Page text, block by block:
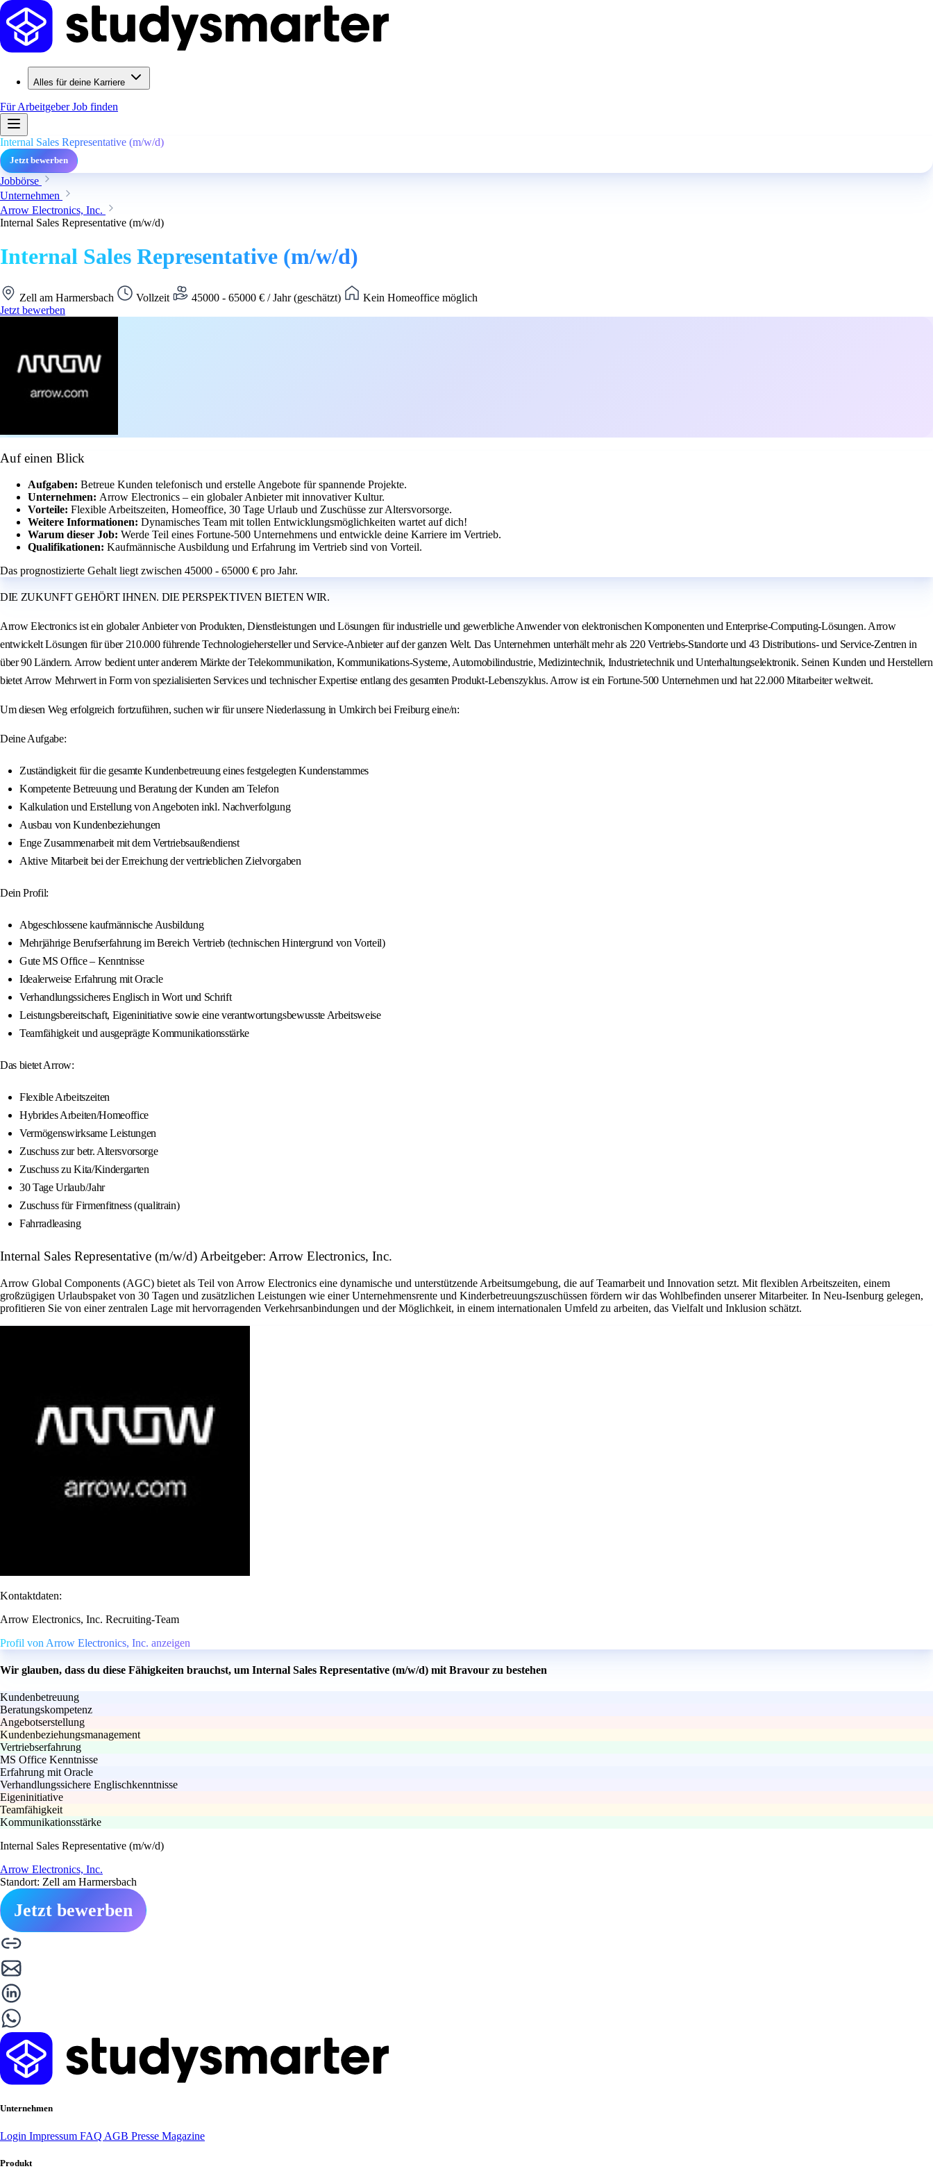
Alles für deine Karriere
Für ArbeitgeberJob finden
Internal Sales Representative (m/w/d)
Jetzt bewerben
Jobbörse
Unternehmen
Arrow Electronics, Inc.
Internal Sales Representative (m/w/d)
Internal Sales Representative (m/w/d)
Zell am Harmersbach Vollzeit 45000 - 65000 € / Jahr (geschätzt)
Kein Homeoffice möglich
Jetzt bewerben
Auf einen Blick
Aufgaben: Betreue Kunden telefonisch und erstelle Angebote für spannende Projekte.
Unternehmen: Arrow Electronics – ein globaler Anbieter mit innovativer Kultur.
Vorteile: Flexible Arbeitszeiten, Homeoffice, 30 Tage Urlaub und Zuschüsse zur Altersvorsorge.
Weitere Informationen: Dynamisches Team mit tollen Entwicklungsmöglichkeiten wartet auf dich!
Warum dieser Job: Werde Teil eines Fortune-500 Unternehmens und entwickle deine Karriere im Vertrieb.
Qualifikationen: Kaufmännische Ausbildung und Erfahrung im Vertrieb sind von Vorteil.
Das prognostizierte Gehalt liegt zwischen 45000 - 65000 € pro Jahr.
DIE ZUKUNFT GEHÖRT IHNEN. DIE PERSPEKTIVEN BIETEN WIR.
Arrow Electronics ist ein globaler Anbieter von Produkten, Dienstleistungen und Lösungen für industrielle und gewerbliche Anwender von elektronischen Komponenten und Enterprise-Computing-Lösungen. Arrow
entwickelt Lösungen für über 210.000 führende Technologiehersteller und Service-Anbieter auf der ganzen Welt. Das Unternehmen unterhält mehr als 220 Vertriebs-Standorte und 43 Distributions- und Service-Zentren in
über 90 Ländern. Arrow bedient unter anderem Märkte der Telekommunikation, Kommunikations-Systeme, Automobilindustrie, Medizintechnik, Industrietechnik und Unterhaltungselektronik. Seinen Kunden und Herstellern
bietet Arrow Mehrwert in Form von spezialisierten Services und technischer Expertise entlang des gesamten Produkt-Lebenszyklus. Arrow ist ein Fortune-500 Unternehmen und hat 22.000 Mitarbeiter weltweit.
Um diesen Weg erfolgreich fortzuführen, suchen wir für unsere Niederlassung in Umkirch bei Freiburg eine/n:
Deine Aufgabe:
Zuständigkeit für die gesamte Kundenbetreuung eines festgelegten Kundenstammes
Kompetente Betreuung und Beratung der Kunden am Telefon
Kalkulation und Erstellung von Angeboten inkl. Nachverfolgung
Ausbau von Kundenbeziehungen
Enge Zusammenarbeit mit dem Vertriebsaußendienst
Aktive Mitarbeit bei der Erreichung der vertrieblichen Zielvorgaben
Dein Profil:
Abgeschlossene kaufmännische Ausbildung
Mehrjährige Berufserfahrung im Bereich Vertrieb (technischen Hintergrund von Vorteil)
Gute MS Office – Kenntnisse
Idealerweise Erfahrung mit Oracle
Verhandlungssicheres Englisch in Wort und Schrift
Leistungsbereitschaft, Eigeninitiative sowie eine verantwortungsbewusste Arbeitsweise
Teamfähigkeit und ausgeprägte Kommunikationsstärke
Das bietet Arrow:
Flexible Arbeitszeiten
Hybrides Arbeiten/Homeoffice
Vermögenswirksame Leistungen
Zuschuss zur betr. Altersvorsorge
Zuschuss zu Kita/Kindergarten
30 Tage Urlaub/Jahr
Zuschuss für Firmenfitness (qualitrain)
Fahrradleasing
Internal Sales Representative (m/w/d) Arbeitgeber: Arrow Electronics, Inc.
Arrow Global Components (AGC) bietet als Teil von Arrow Electronics eine dynamische und unterstützende Arbeitsumgebung, die auf Teamarbeit und Innovation setzt. Mit flexiblen Arbeitszeiten, einem
großzügigen Urlaubspaket von 30 Tagen und zusätzlichen Leistungen wie einer Unternehmensrente und Kinderbetreuungszuschüssen fördern wir das Wohlbefinden unserer Mitarbeiter. In Neu-Isenburg gelegen,
profitieren Sie von einer zentralen Lage mit hervorragenden Verkehrsanbindungen und der Möglichkeit, in einem internationalen Umfeld zu arbeiten, das Vielfalt und Inklusion schätzt.
Kontaktdaten:
Arrow Electronics, Inc. Recruiting-Team
Profil von Arrow Electronics, Inc. anzeigen
Wir glauben, dass du diese Fähigkeiten brauchst, um Internal Sales Representative (m/w/d) mit Bravour zu bestehen
Kundenbetreuung
Beratungskompetenz
Angebotserstellung
Kundenbeziehungsmanagement
Vertriebserfahrung
MS Office Kenntnisse
Erfahrung mit Oracle
Verhandlungssichere Englischkenntnisse
Eigeninitiative
Teamfähigkeit
Kommunikationsstärke
Internal Sales Representative (m/w/d)
Arrow Electronics, Inc.
Standort: Zell am Harmersbach
Jetzt bewerben
Unternehmen
Login Impressum FAQ AGB Presse Magazine
Produkt